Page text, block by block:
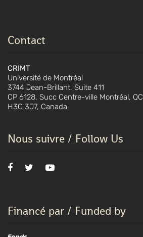
Contact
CRIMT
Université de Montréal
3744 Jean-Brillant, Suite 411
CP 6128, Succ Centre-ville Montréal, QC
H3C 3J7, Canada
Nous suivre / Follow Us
Financé par / Funded by